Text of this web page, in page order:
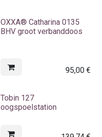
OXXA® Catharina 0135
BHV groot verbanddoos
95,00€
Tobin 127
oogspoelstation